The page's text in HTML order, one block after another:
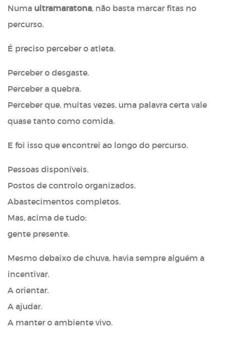
Numa ultramaratona, não basta marcar fitas no
percurso.
É preciso perceber o atleta.
Perceber o desgaste.
Perceber a quebra.
Perceber que, muitas vezes, uma palavra certa vale
quase tanto como comida.
E foi isso que encontrei ao longo do percurso.
Pessoas disponíveis.
Postos de controlo organizados.
Abastecimentos completos.
Mas, acima de tudo:
gente presente.
Mesmo debaixo de chuva, havia sempre alguém a
incentivar.
A orientar.
A ajudar.
A manter o ambiente vivo.